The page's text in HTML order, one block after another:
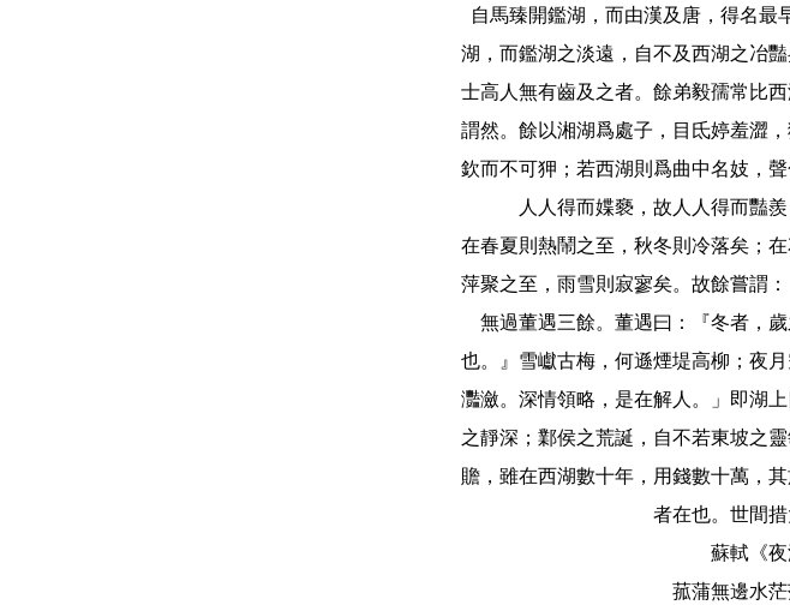
自馬臻開鑑湖，而由漢及唐，得名
湖，而鑑湖之淡遠，自不及西湖之冶
士高人無有齒及之者。餘弟毅孺常比
謂然。餘以湘湖爲處子，目氐婷羞澀
欽而不可狎；若西湖則爲曲中名妓，
人人得而媟褻，故人人得而豔
在春夏則熱鬧之至，秋冬則冷落矣；
萍聚之至，雨雪則寂寥矣。故餘嘗謂
無過董遇三餘。董遇曰：『冬者，
也。』雪巘古梅，何遜煙堤高柳；夜
灩瀲。深情領略，是在解人。」即湖
之靜深；鄴侯之荒誕，自不若東坡之
贍，雖在西湖數十年，用錢數十萬，
者在​​也。世間措
蘇軾《
菰蒲無邊水茫